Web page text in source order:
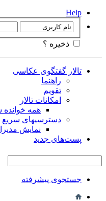
Help
ذخیره ؟
تالار گفتگوی عکاسی
راهنما
تقویم
امکانات تالار
همه خوانده
دسترسیهای سریع
نمایش
پست‌های جدید
جستجوی پیشرفته